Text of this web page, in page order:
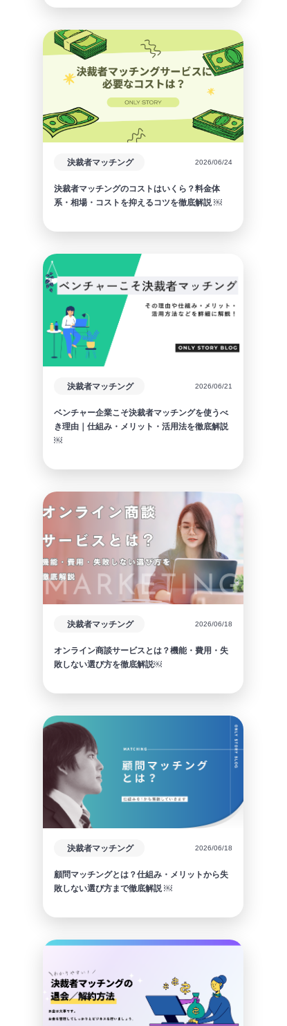
決裁者マッチング 2026/06/24
決裁者マッチングのコストはいくら？料金体
系・相場・コストを抑えるコツを徹底解説 ￼
決裁者マッチング 2026/06/21
ベンチャー企業こそ決裁者マッチングを使うべ
き理由｜仕組み・メリット・活用法を徹底解説
￼
決裁者マッチング 2026/06/18
オンライン商談サービスとは？機能・費用・失
敗しない選び方を徹底解説￼
決裁者マッチング 2026/06/18
顧問マッチングとは？仕組み・メリットから失
敗しない選び方まで徹底解説 ￼